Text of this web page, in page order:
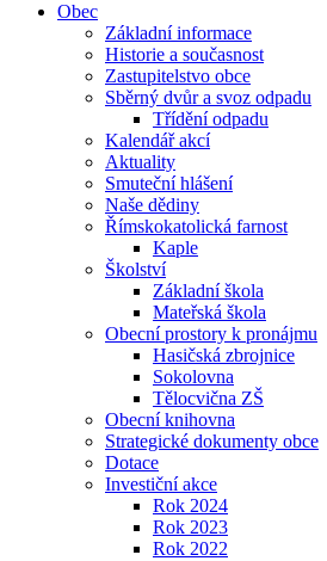
Obec
Základní informace
Historie a současnost
Zastupitelstvo obce
Sběrný dvůr a svoz odpadu
Třídění odpadu
Kalendář akcí
Aktuality
Smuteční hlášení
Naše dědiny
Římskokatolická farnost
Kaple
Školství
Základní škola
Mateřská škola
Obecní prostory k pronájmu
Hasičská zbrojnice
Sokolovna
Tělocvična ZŠ
Obecní knihovna
Strategické dokumenty obce
Dotace
Investiční akce
Rok 2024
Rok 2023
Rok 2022